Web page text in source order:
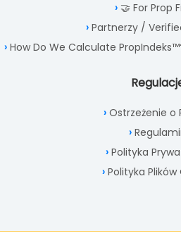
🤝 For Prop
Partnerzy /
How Do We Calculate
Ostrzeżenie o
Polityka
Polityka Plików